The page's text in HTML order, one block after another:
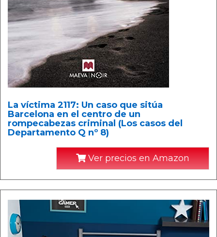
La víctima 2117: Un caso que sitúa
Barcelona en el centro de un
rompecabezas criminal (Los casos del
Departamento Q nº 8)
Ver precios en Amazon